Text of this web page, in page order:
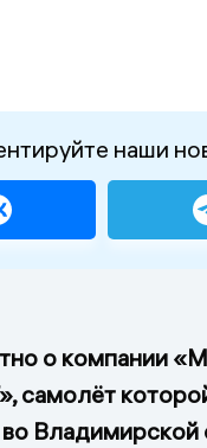
наши
о компании
самолёт
Владимирской